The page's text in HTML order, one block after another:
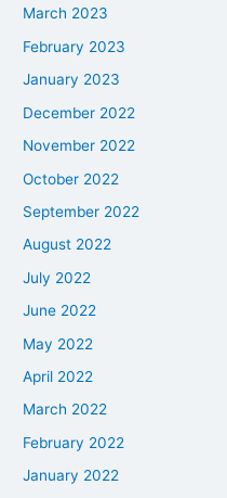
March 2023
February 2023
January 2023
December 2022
November 2022
October 2022
September 2022
August 2022
July 2022
June 2022
May 2022
April 2022
March 2022
February 2022
January 2022